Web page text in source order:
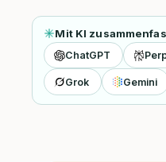
Mit KI
ChatGPT
Grok Gemini